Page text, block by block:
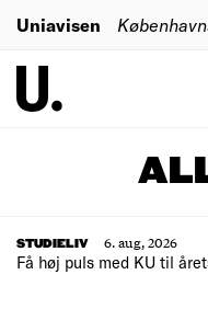
Uniavisen
STUDIELIV
6. aug, 2026
Få høj puls med KU til